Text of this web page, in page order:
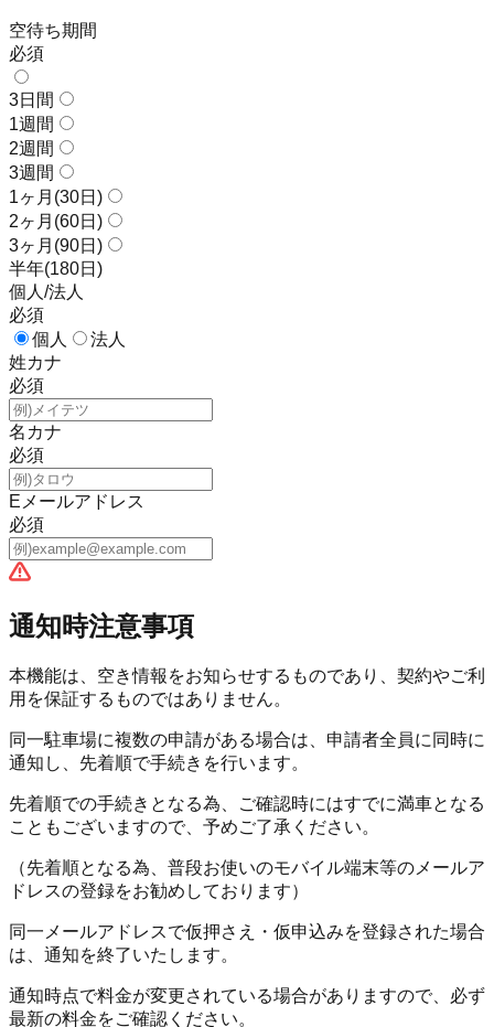
空待ち期間
必須
3日間
1週間
2週間
3週間
1ヶ月(30日)
2ヶ月(60日)
3ヶ月(90日)
半年(180日)
個人/法人
必須
個人
法人
姓カナ
必須
名カナ
必須
Eメールアドレス
必須
通知時注意事項
本機能は、空き情報をお知らせするものであり、 契約やご利
用を保証するものではありません。
同一駐車場に複数の申請がある場合は、申請者全員に同時に
通知し、 先着順で手続きを行います。
先着順での手続きとなる為、ご確認時にはすでに満車となる
こともございますので、予めご了承ください。
（先着順となる為、普段お使いのモバイル端末等のメールア
ドレスの登録をお勧めしております）
同一メールアドレスで仮押さえ・仮申込みを登録された場合
は、通知を終了いたします。
通知時点で料金が変更されている場合がありますので、必ず
最新の料金をご確認ください。